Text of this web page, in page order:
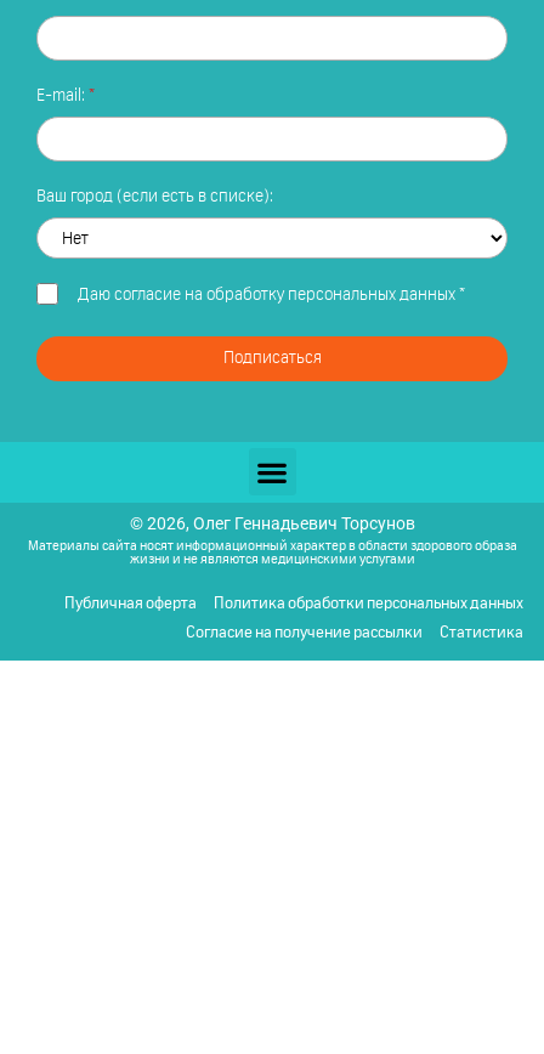
E-mail:
Ваш город (если есть в списке):
Даю согласие на обработку персональных данных*
Подписаться
© 2026, Олег Геннадьевич Торсунов
Материалы сайта носят информационный характер в области здорового образа
жизни и не являются медицинскими услугами
Публичная оферта
Политика обработки персональных данных
Согласие на получение рассылки
Статистика